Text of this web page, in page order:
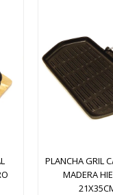
PLANCHA GRIL
MADERA